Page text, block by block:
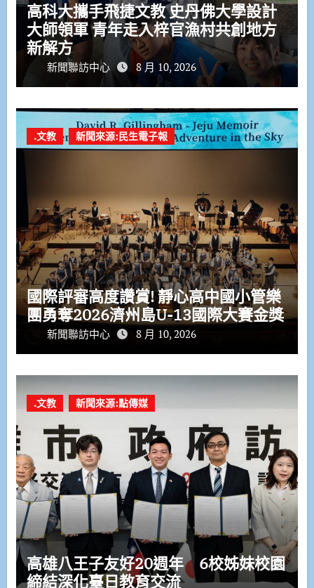
高科大攜手飛捷文教 史丹佛大學設計
大師領軍 青年走入梓官漁村共創地方
新解方
新聞聯訪中心 8 月 10, 2026
.文教 新聞來源:民生電子報
國際評審高度讚賞! 靜心高中國小管樂
團勇奪2026濟州島U-13國際大賽金獎
新聞聯訪中心 8 月 10, 2026
.文教 新聞來源:點傳媒
高雄八王子友好20週年 6校姊妹校園
締結深化臺日教育交流